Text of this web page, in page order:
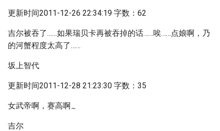
更新时间2011-12-26 22:34:19 字数：62
吉尔被吞了……如果瑞贝卡再被吞掉的话……唉……点娘啊，乃
的河蟹程度太高了……
坂上智代
更新时间2011-12-28 21:23:30 字数：35
女武帝啊，赛高啊~
吉尔